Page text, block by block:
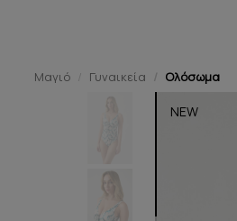
Μαγιό Γυναικεία Ολόσωμα
NEW